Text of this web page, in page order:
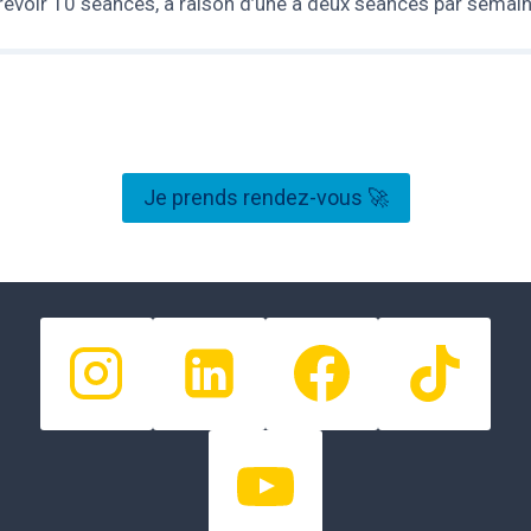
Je prends rendez-vous 🚀